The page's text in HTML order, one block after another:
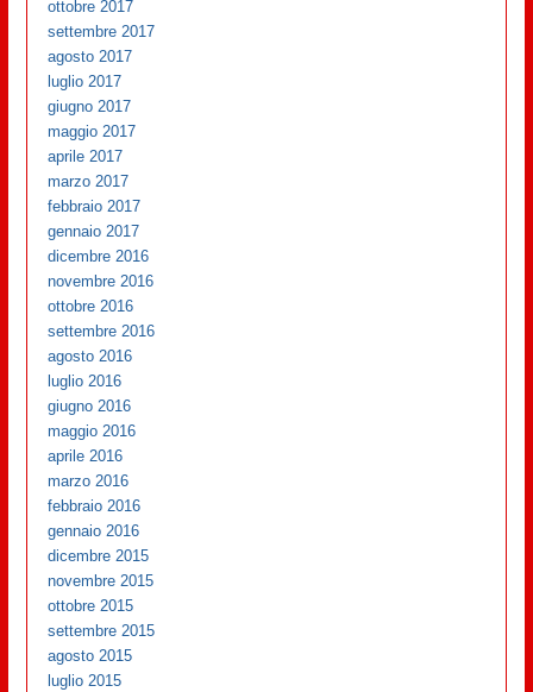
ottobre 2017
settembre 2017
agosto 2017
luglio 2017
giugno 2017
maggio 2017
aprile 2017
marzo 2017
febbraio 2017
gennaio 2017
dicembre 2016
novembre 2016
ottobre 2016
settembre 2016
agosto 2016
luglio 2016
giugno 2016
maggio 2016
aprile 2016
marzo 2016
febbraio 2016
gennaio 2016
dicembre 2015
novembre 2015
ottobre 2015
settembre 2015
agosto 2015
luglio 2015